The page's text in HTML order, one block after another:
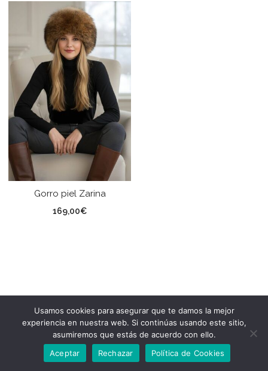
Gorro piel Zarina
169,00€
Usamos cookies para asegurar que te damos la mejor
experiencia en nuestra web. Si continúas usando este sitio,
asumiremos que estás de acuerdo con ello.
Aceptar
Rechazar Política de Cookies